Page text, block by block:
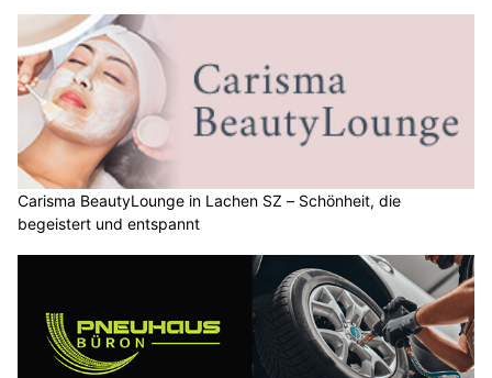
Carisma BeautyLounge in Lachen SZ – Schönheit, die
begeistert und entspannt